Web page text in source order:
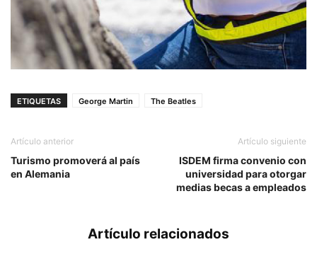
ETIQUETAS George Martin The Beatles
Artículo anterior
Turismo promoverá al país
en Alemania
Artículo siguiente
ISDEM firma convenio con
universidad para otorgar
medias becas a empleados
Artículo relacionados